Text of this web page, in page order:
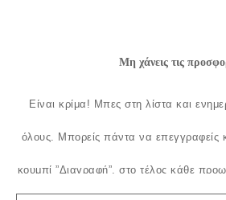
Μη χάνεις τις
Είναι κρίμα! Μπες στη λίστα και
όλους. Μπορείς πάντα να επεγγραφείς
κουμπί ”Διαγραφή”, στο τέλος κάθε